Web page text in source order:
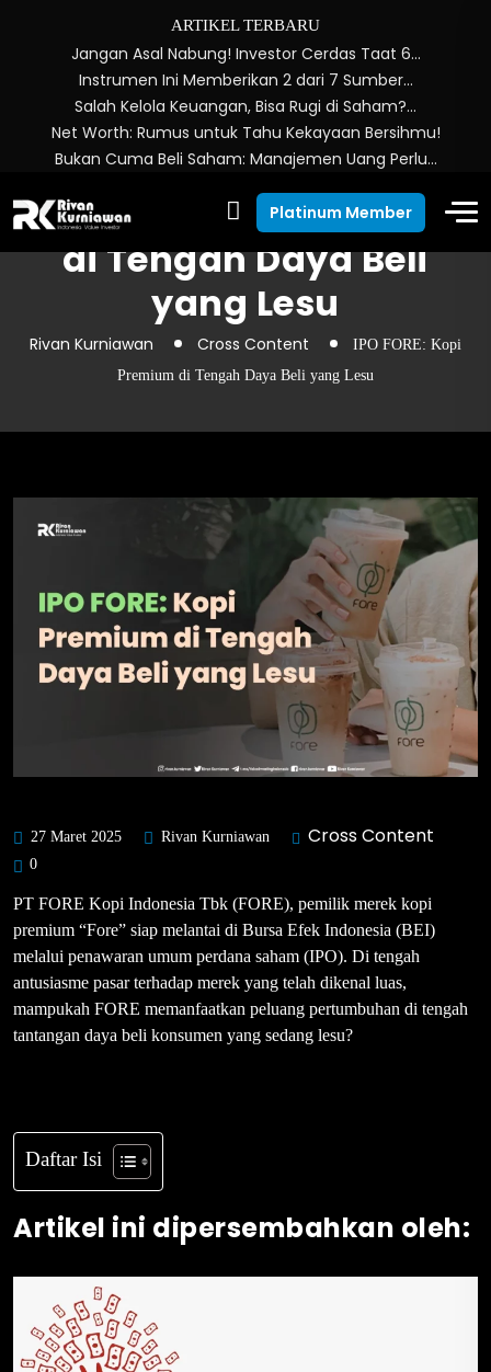
ARTIKEL TERBARU
Jangan Asal Nabung! Investor Cerdas Taat 6…
Instrumen Ini Memberikan 2 dari 7 Sumber…
Salah Kelola Keuangan, Bisa Rugi di Saham?…
Net Worth: Rumus untuk Tahu Kekayaan Bersihmu!
Bukan Cuma Beli Saham: Manajemen Uang Perlu…
Platinum Member
IPO FORE: Kopi Premium
di Tengah Daya Beli
yang Lesu
Rivan Kurniawan Cross Content
IPO FORE: Kopi
Premium di Tengah Daya Beli yang Lesu
27 Maret 2025 Rivan Kurniawan Cross Content
0
PT FORE Kopi Indonesia Tbk (FORE), pemilik merek kopi
premium “Fore” siap melantai di Bursa Efek Indonesia (BEI)
melalui penawaran umum perdana saham (IPO). Di tengah
antusiasme pasar terhadap merek yang telah dikenal luas,
mampukah FORE memanfaatkan peluang pertumbuhan di tengah
tantangan daya beli konsumen yang sedang lesu?
Daftar Isi
Artikel ini dipersembahkan oleh: